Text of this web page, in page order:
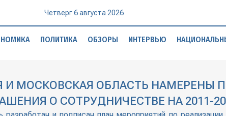
Четверг 6 августа 2026
ПОЛИТИКА ОБЗОРЫ ИНТЕРВЬЮ
И МОСКОВСКАЯ ОБЛАСТЬ НАМЕРЕНЫ
О СОТРУДНИЧЕСТВЕ НА 2011-